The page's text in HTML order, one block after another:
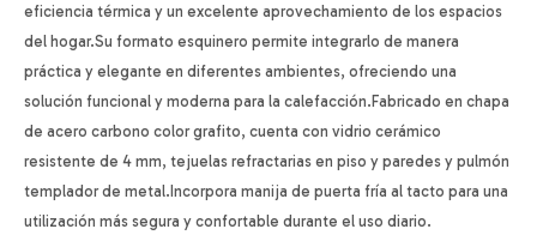
eficiencia térmica y un excelente aprovechamiento de los espacios
del hogar.Su formato esquinero permite integrarlo de manera
práctica y elegante en diferentes ambientes, ofreciendo una
solución funcional y moderna para la calefacción.Fabricado en chapa
de acero carbono color grafito, cuenta con vidrio cerámico
resistente de 4 mm, tejuelas refractarias en piso y paredes y pulmón
templador de metal.Incorpora manija de puerta fría al tacto para una
utilización más segura y confortable durante el uso diario.